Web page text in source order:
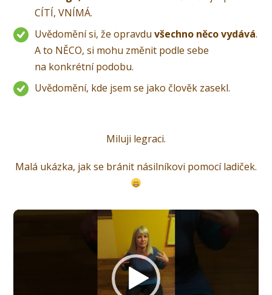
CÍTÍ, VNÍMÁ.
Uvědomění si, že opravduvšechno něco vydává.
A to NĚCO, si mohu změnit podle sebe
na konkrétní podobu.
Uvědomění, kde jsem se jako člověk zasekl.
Miluji legraci.
Malá ukázka, jak se bránit násilníkovi pomocí ladiček.
Video